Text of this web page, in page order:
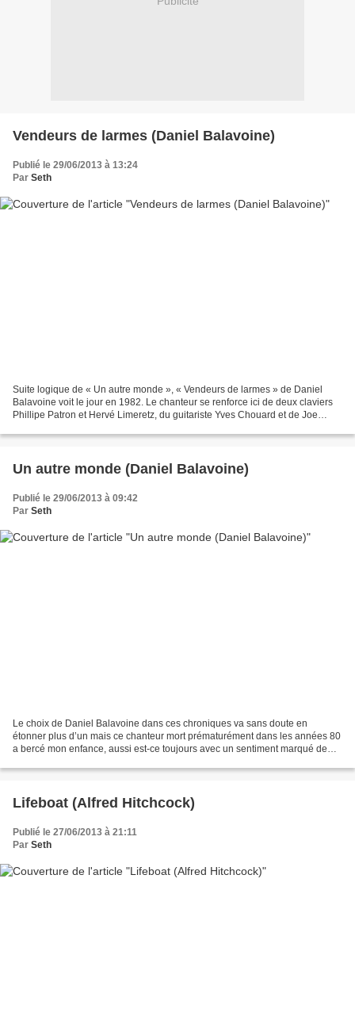
Vendeurs de larmes (Daniel Balavoine)
Publié le 29/06/2013 à 13:24
Par Seth
Suite logique de « Un autre monde », « Vendeurs de larmes » de Daniel
Balavoine voit le jour en 1982. Le chanteur se renforce ici de deux claviers
Phillipe Patron et Hervé Limeretz, du guitariste Yves Chouard et de Joe
Un autre monde (Daniel Balavoine)
Publié le 29/06/2013 à 09:42
Par Seth
Le choix de Daniel Balavoine dans ces chroniques va sans doute en
étonner plus d’un mais ce chanteur mort prématurément dans les années 80
a bercé mon enfance, aussi est-ce toujours avec un sentiment marqué de
Lifeboat (Alfred Hitchcock)
Publié le 27/06/2013 à 21:11
Par Seth